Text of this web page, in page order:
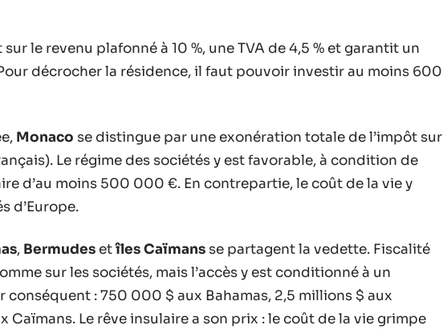
le revenu plafonné à 10 %, une TVA de 4,5 % et garantit un
décrocher la résidence, il faut pouvoir investir au moins 600
Monaco se distingue par une exonération totale de l’impôt sur
Le régime des sociétés y est favorable, à condition de
d’au moins 500 000 €. En contrepartie, le coût de la vie y
d’Europe.
, Bermudes etîles Caïmans se partagent la vedette. Fiscalité
sur les sociétés, mais l’accès y est conditionné à un
: 750 000 $ aux Bahamas, 2,5 millions $ aux
Caïmans. Le rêve insulaire a son prix : le coût de la vie grimpe